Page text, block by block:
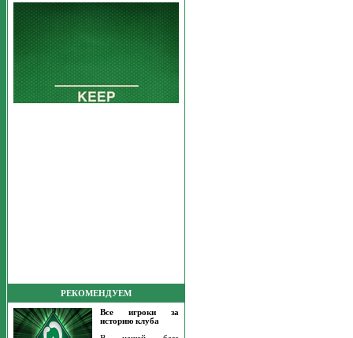
РЕКОМЕНДУЕМ
Все игроки за
историю клуба